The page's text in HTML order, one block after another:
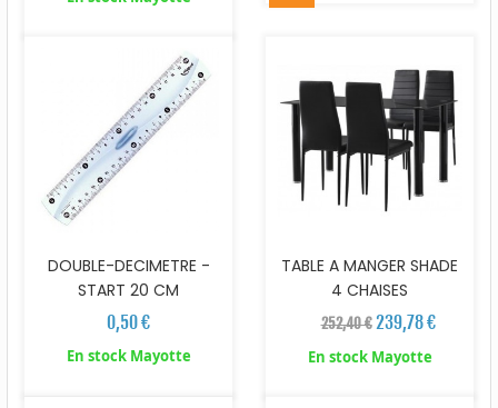
DOUBLE-DECIMETRE -
START 20 CM
0,50 €
En stock Mayotte
TABLE A MANGER SHADE
4 CHAISES
252,40 € 239,78 €
En stock Mayotte